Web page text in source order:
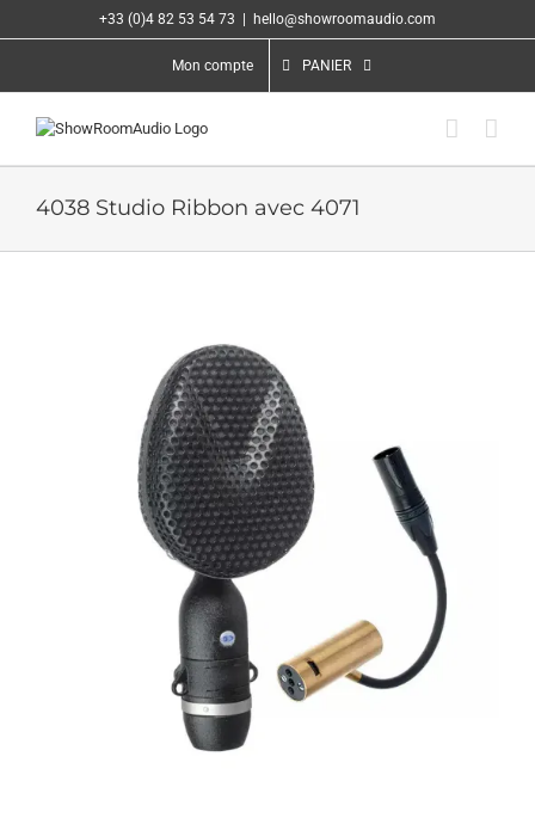
au
+33 (0)4 82 53 54 73 hello@showroomaudio.com
Mon compte PANIER
4038 Studio Ribbon avec 4071